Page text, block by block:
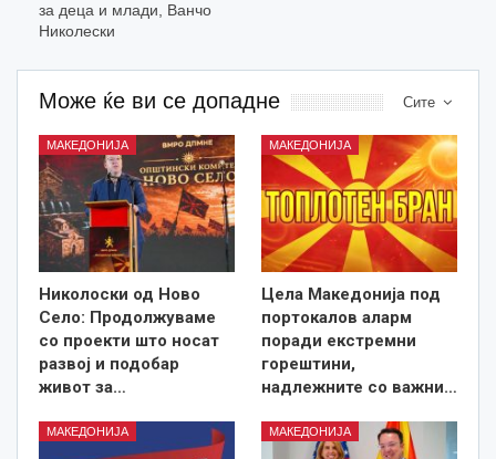
за деца и млади, Ванчо
Николески
Сите
Може ќе ви се допадне
МАКЕДОНИЈА
Николоски од Ново
Село: Продолжуваме
со проекти што носат
развој и подобар
живот за…
МАКЕДОНИЈА
Цела Македонија под
портокалов аларм
поради екстремни
горештини,
надлежните со важни…
МАКЕДОНИЈА МАКЕДОНИЈА